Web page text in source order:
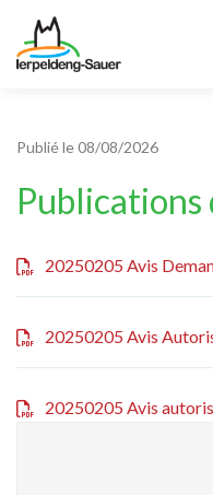
Publié le 08/08/2026
20250205 Avis
20250205 Avis
20250205 Avis